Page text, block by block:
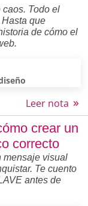
Todo el
que
de cómo el
Leer nota
crear un
correcto
mensaje visual
Te cuento
antes de